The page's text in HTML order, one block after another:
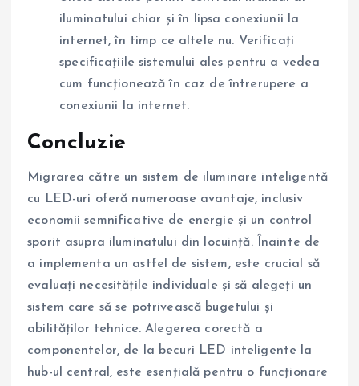
iluminatului chiar și în lipsa conexiunii la
internet, în timp ce altele nu. Verificați
specificațiile sistemului ales pentru a vedea
cum funcționează în caz de întrerupere a
conexiunii la internet.
Concluzie
Migrarea către un sistem de iluminare inteligentă
cu LED-uri oferă numeroase avantaje, inclusiv
economii semnificative de energie și un control
sporit asupra iluminatului din locuință. Înainte de
a implementa un astfel de sistem, este crucial să
evaluați necesitățile individuale și să alegeți un
sistem care să se potrivească bugetului și
abilităților tehnice. Alegerea corectă a
componentelor, de la becuri LED inteligente la
hub-ul central, este esențială pentru o funcționare